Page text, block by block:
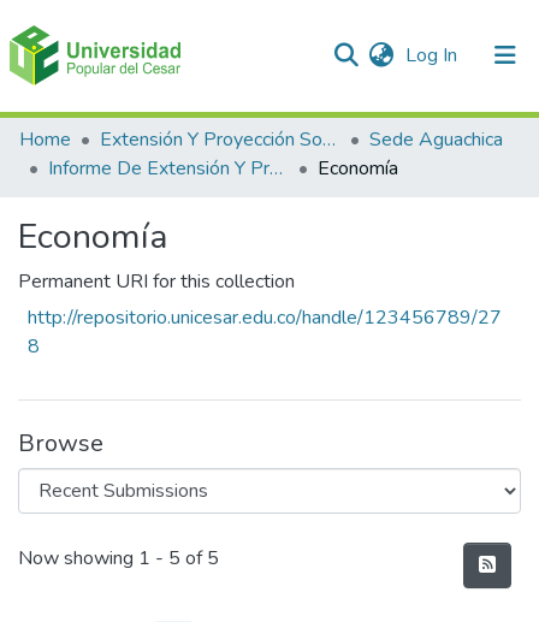
Log In (current)
Communities & Collections
Statistics
Home Extensión Y Proyección Social
Sede Aguachica
Informe De Extensión Y Proyección Social
Economía
Economía
Permanent URI for this collection
http://repositorio.unicesar.edu.co/handle/123456789/27
8
Browse
Recent Submissions
Now showing 1 - 5 of 5